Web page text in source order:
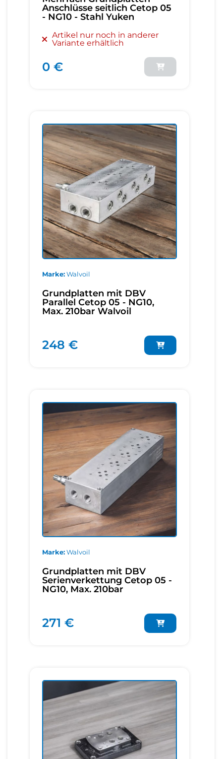
Anschlüsse seitlich Cetop 05
- NG10 - Stahl Yuken
Artikel nur noch in anderer
Variante erhältlich
0 €
Marke Walvoil
Grundplatten mit DBV
Parallel Cetop 05 - NG10,
Max. 210bar Walvoil
248 €
Marke Walvoil
Grundplatten mit DBV
Serienverkettung Cetop 05 -
NG10, Max. 210bar
271 €